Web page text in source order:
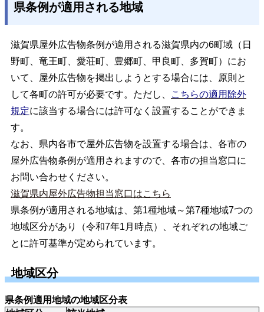
県条例が適用される地域
滋賀県屋外広告物条例が適用される滋賀県内の6町域（日
野町、竜王町、愛荘町、豊郷町、甲良町、多賀町）にお
いて、屋外広告物を掲出しようとする場合には、原則と
して各町の許可が必要です。ただし、
こちらの適用除外
規定に該当する場合には許可なく設置することができま
す。
なお、県内各市で屋外広告物を設置する場合は、各市の
屋外広告物条例が適用されますので、各市の担当窓口に
お問い合わせください。
滋賀県内屋外広告物担当窓口はこちら
県条例が適用される地域は、第1種地域～第7種地域7つの
地域区分があり（令和7年1月時点）、それぞれの地域ご
とに許可基準が定められています。
地域区分
県条例適用地域の地域区分表